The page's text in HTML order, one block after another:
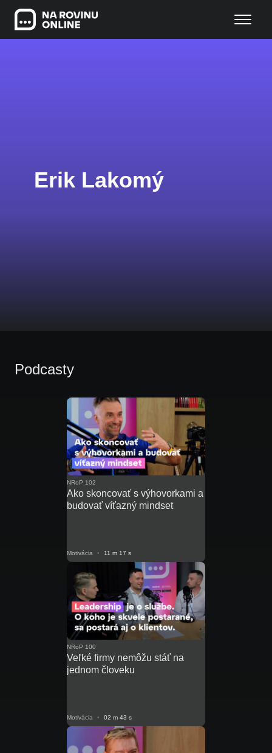
Erik Lakomý
Podcasty
NRoP 102
Ako skoncovať s výhovorkami a
budovať víťazný mindset
Motivácia • 11 m 17 s
NRoP 100
Veľké firmy nemôžu stáť na
jednom človeku
Motivácia • 02 m 43 s